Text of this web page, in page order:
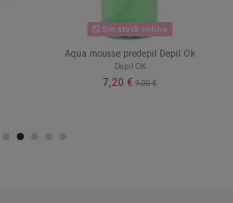
Sin stock online
Aqua mousse predepil Depil Ok
Depil OK
7,20 € 9,00 €